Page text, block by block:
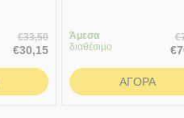
€33,50
€30,15
Άμεσα
διαθέσιμο
€
€
ΑΓΟΡΆ